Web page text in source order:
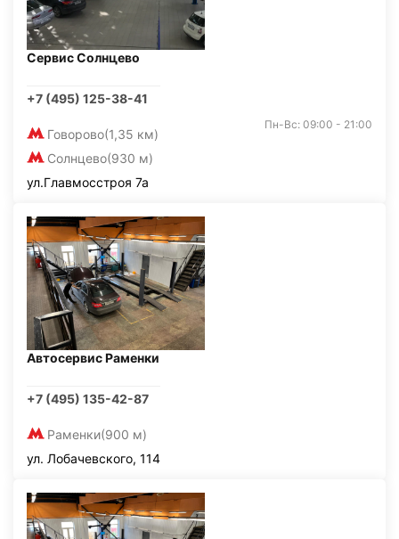
Сервис Солнцево
+7 (495) 125-38-41
Говорово(1,35 км)
Солнцево(930 м)
Пн-Вс: 09:00 - 21:00
ул.Главмосстроя 7а
Автосервис Раменки
+7 (495) 135-42-87
Раменки(900 м)
ул. Лобачевского, 114